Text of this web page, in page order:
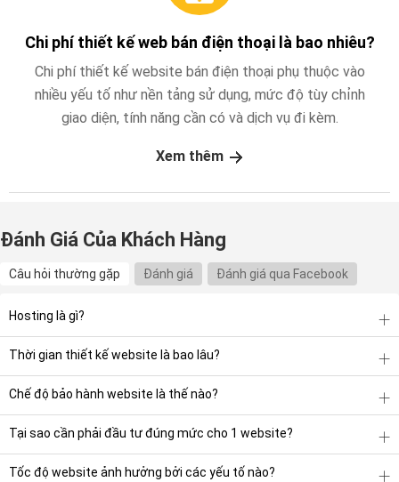
Chi phí thiết kế web bán điện thoại là bao nhiêu?
Chi phí thiết kế website bán điện thoại phụ thuộc vào
nhiều yếu tố như nền tảng sử dụng, mức độ tùy chỉnh
giao diện, tính năng cần có và dịch vụ đi kèm.
Xem thêm
Đánh Giá Của Khách Hàng
Câu hỏi thường gặp Đánh giá Đánh giá qua Facebook
Hosting là gì?
Thời gian thiết kế website là bao lâu?
Chế độ bảo hành website là thế nào?
Tại sao cần phải đầu tư đúng mức cho 1 website?
Tốc độ website ảnh hưởng bởi các yếu tố nào?